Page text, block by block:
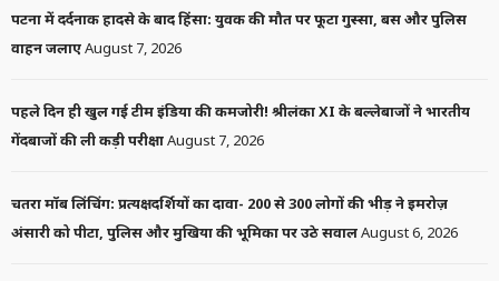
पटना में दर्दनाक हादसे के बाद हिंसा: युवक की मौत पर फूटा गुस्सा, बस और पुलिस
वाहन जलाएAugust 7, 2026
पहले दिन ही खुल गई टीम इंडिया की कमजोरी! श्रीलंका XI के बल्लेबाजों ने भारतीय
गेंदबाजों की ली कड़ी परीक्षाAugust 7, 2026
चतरा मॉब लिंचिंग: प्रत्यक्षदर्शियों का दावा- 200 से 300 लोगों की भीड़ ने इमरोज़
अंसारी को पीटा, पुलिस और मुखिया की भूमिका पर उठे सवालAugust 6, 2026